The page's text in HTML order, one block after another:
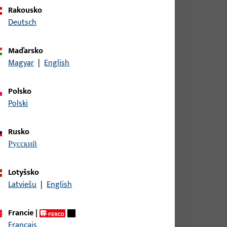
LS, AUS NICHTROST.STAHL,ECKIG,
RS AUS NICHTROST.STAHL,ECKIG,
RS AUS NICHTROST.STAHL,ECKIG,
Rakousko
Deutsch
Maďarsko
Magyar | English
Polsko
Polski
Rusko
русский
Lotyšsko
Latviešu | English
Francie|